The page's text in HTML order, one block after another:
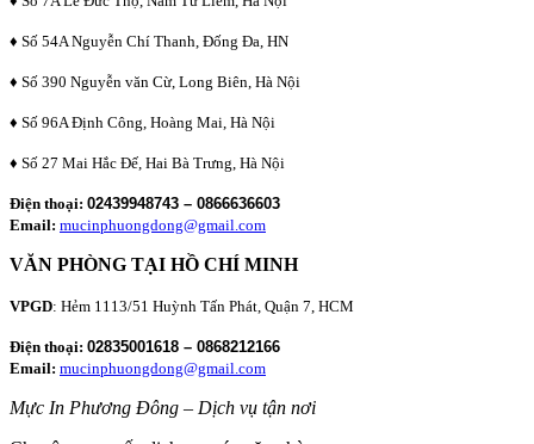
♦ Số 54A Nguyễn Chí Thanh, Đống Đa, HN
♦ Số 390 Nguyễn văn Cừ, Long Biên, Hà Nội
♦ Số 96A Định Công, Hoàng Mai, Hà Nội
♦ Số 27 Mai Hắc Đế, Hai Bà Trưng, Hà Nội
Điện thoại: 02439948743 – 0866636603
Email: mucinphuongdong@gmail.com
VĂN PHÒNG TẠI HỒ CHÍ MINH
VPGD: Hẻm 1113/51 Huỳnh Tấn Phát, Quận 7, HCM
Điện thoại: 02835001618 – 0868212166
Email: mucinphuongdong@gmail.com
Mực In Phương Đông – Dịch vụ tận nơi